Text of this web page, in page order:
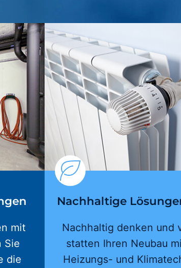
mit
Sie
die
Nachhaltige
Nachhaltig denken und
statten Ihren Neubau
Heizungs- und